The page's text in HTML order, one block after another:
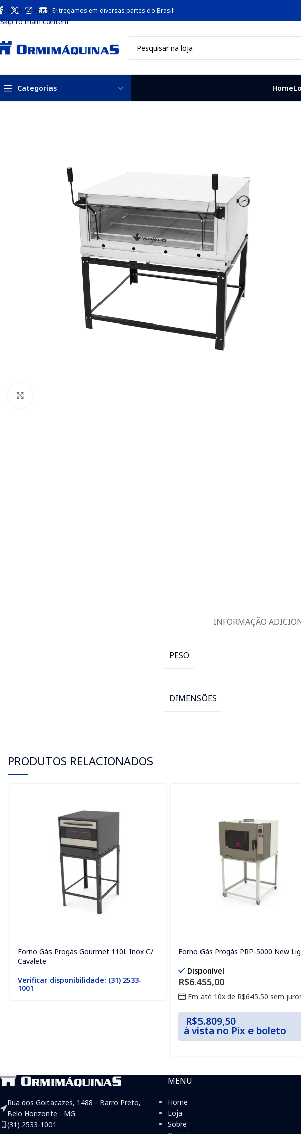
Skip to navigation
Skip to main content
Entregamos em diversas partes do Brasil!
Categorias Home
INFORMAÇÃO
PESO
DIMENSÕES
PRODUTOS RELACIONADOS
Forno Gás Progás Gourmet 110L Inox C/
Cavalete
Verificar disponibilidade: (31) 2533-
1001
Forno Gás Progás PRP-5000 New
Disponível
R$6.455,00
Em até 10x de R$645,50 sem
R$5.809,50
à vista no Pix e boleto
Rua dos Goitacazes, 1488 - Barro Preto,
Belo Horizonte - MG
(31) 2533-1001
MENU
Home
Loja
Sobre